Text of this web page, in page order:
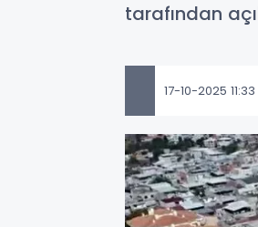
tarafından
17-10-2025 11:33